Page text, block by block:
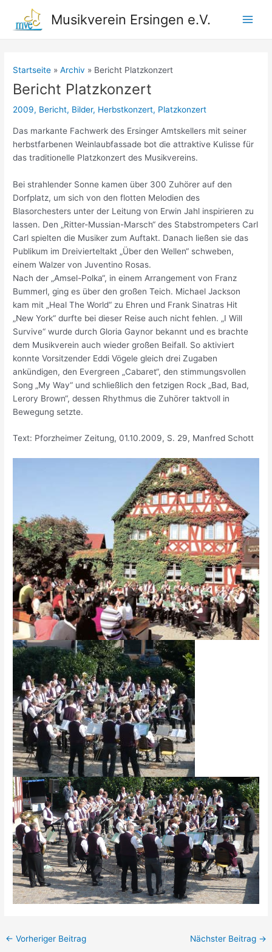
springen
Musikverein Ersingen e.V.
Startseite Archiv Bericht Platzkonzert
Bericht Platzkonzert
2009, Bericht, Bilder, Herbstkonzert, Platzkonzert
Das markante Fachwerk des Ersinger Amtskellers mit seiner
herbstfarbenen Weinlaubfassade bot die attraktive Kulisse für
das traditionelle Platzkonzert des Musikvereins.
Bei strahlender Sonne kamen über 300 Zuhörer auf den
Dorfplatz, um sich von den flotten Melodien des
Blasorchesters unter der Leitung von Erwin Jahl inspirieren zu
lassen. Den „Ritter-Mussian-Marsch“ des Stabstrompeters Carl
Carl spielten die Musiker zum Auftakt. Danach ließen sie das
Publikum im Dreivierteltakt „Über den Wellen“ schweben,
einem Walzer von Juventino Rosas.
Nach der „Amsel-Polka“, in einem Arrangement von Franz
Bummerl, ging es über den großen Teich. Michael Jackson
kam mit „Heal The World“ zu Ehren und Frank Sinatras Hit
„New York“ durfte bei dieser Reise auch nicht fehlen. „I Will
Survive“ wurde durch Gloria Gaynor bekannt und es brachte
dem Musikverein auch wieder großen Beifall. So aktiviert
konnte Vorsitzender Eddi Vögele gleich drei Zugaben
ankündigen, den Evergreen „Cabaret“, den stimmungsvollen
Song „My Way“ und schließlich den fetzigen Rock „Bad, Bad,
Lerory Brown“, dessen Rhythmus die Zuhörer taktvoll in
Bewegung setzte.
Text: Pforzheimer Zeitung, 01.10.2009, S. 29, Manfred Schott
Beitragsnavigation
← Vorheriger Beitrag Nächster Beitrag →